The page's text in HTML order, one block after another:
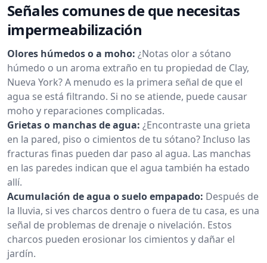
Señales comunes de que necesitas
impermeabilización
Olores húmedos o a moho: ¿Notas olor a sótano
húmedo o un aroma extraño en tu propiedad de Clay,
Nueva York? A menudo es la primera señal de que el
agua se está filtrando. Si no se atiende, puede causar
moho y reparaciones complicadas.
Grietas o manchas de agua: ¿Encontraste una grieta
en la pared, piso o cimientos de tu sótano? Incluso las
fracturas finas pueden dar paso al agua. Las manchas
en las paredes indican que el agua también ha estado
allí.
Acumulación de agua o suelo empapado: Después de
la lluvia, si ves charcos dentro o fuera de tu casa, es una
señal de problemas de drenaje o nivelación. Estos
charcos pueden erosionar los cimientos y dañar el
jardín.